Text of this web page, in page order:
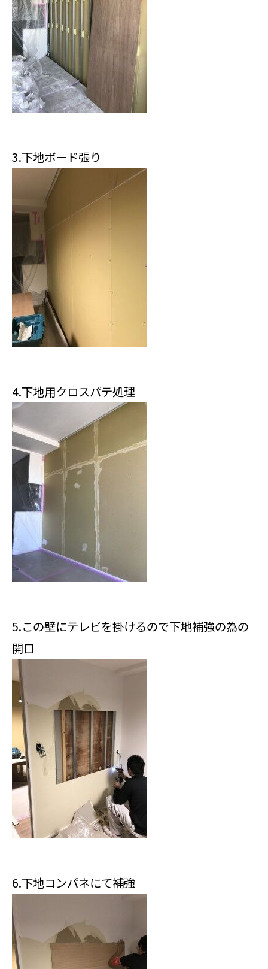
3.下地ボード張り
4.下地用クロスパテ処理
5.この壁にテレビを掛けるので下地補強の為の
開口
6.下地コンパネにて補強